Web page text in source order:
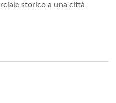
storico a una città